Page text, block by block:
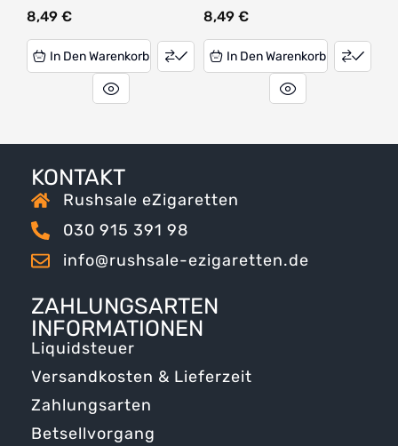
Alpha Pod 0,9 Ohm (3
Stück pro Packung)
8,49 €
In Den Warenkorb
Alpha Pod 1,2 Ohm (3
Stück pro Packung)
8,49 €
In Den Warenkorb
KONTAKT
Rushsale eZigaretten
030 915 391 98
info@rushsale-ezigaretten.de
ZAHLUNGSARTEN
INFORMATIONEN
Liquidsteuer
Versandkosten & Lieferzeit
Zahlungsarten
Betsellvorgang